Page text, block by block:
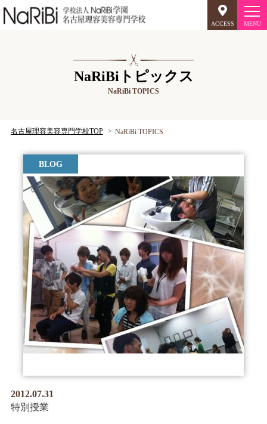
ACCESS
オープンキャンパス
NaRiBiのミリョク
キャンパスライフ
入学案内
就職について
情報公開
学生・保護者向け
一般サロン向け
後援会向け
学校情報
サイトマップ
NaRiBiトピックス
NaRiBi TOPICS
名古屋理容美容専門学校TOP NaRiBi TOPICS
BLOG
2012.07.31
特別授業